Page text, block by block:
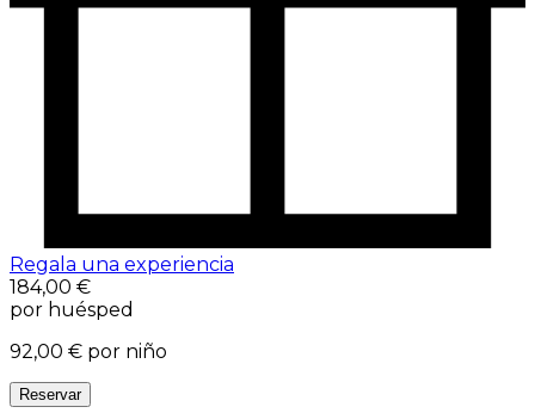
Regala una experiencia
184,00 €
por huésped
92,00 € por niño
Reservar